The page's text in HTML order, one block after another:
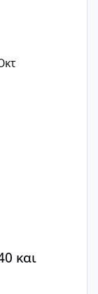
και